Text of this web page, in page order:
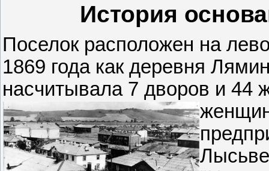
История
Поселок расположен на
1869 года как деревня
насчитывала 7 дворов и 44